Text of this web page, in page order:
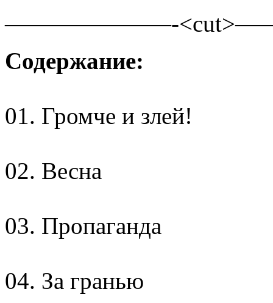
———————-
Содержание:
01. Громче и злей!
02. Весна
03. Пропаганда
04. За гранью